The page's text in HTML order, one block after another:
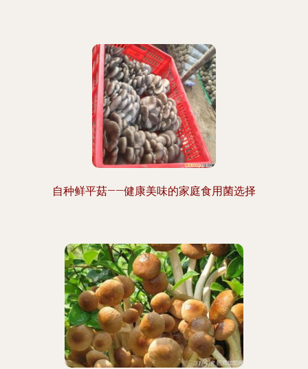
自种鲜平菇——健康美味的家庭食用菌选择